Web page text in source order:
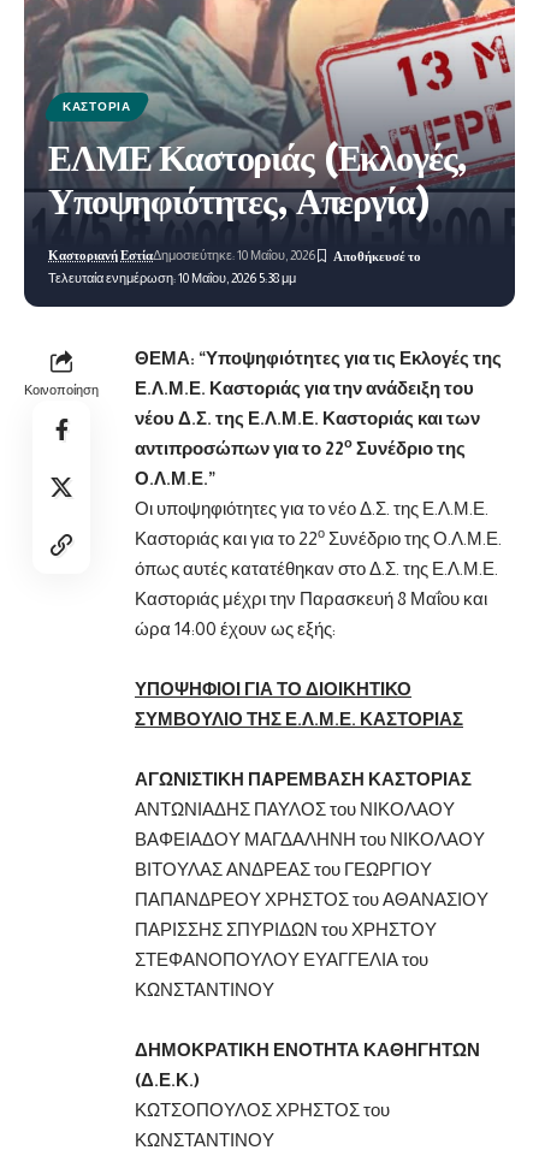
ΚΑΣΤΟΡΙΆ
ΕΛΜΕ Καστοριάς (Εκλογές,
Υποψηφιότητες, Απεργία)
Τελευταία ενημέρωση: 10 Μαΐου, 2026 5:38 μμ
Καστοριανή ΕστίαΔημοσιεύτηκε: 10 Μαΐου, 2026
Κοινοποίηση
ΘΕΜΑ: “Υποψηφιότητες για τις Εκλογές της
Ε.Λ.Μ.Ε. Καστοριάς για την ανάδειξη του
νέου Δ.Σ. της Ε.Λ.Μ.Ε. Καστοριάς και των
αντιπροσώπων για το 22ο Συνέδριο της
Ο.Λ.Μ.Ε.”
Οι υποψηφιότητες για το νέο Δ.Σ. της Ε.Λ.Μ.Ε.
Καστοριάς και για το 22ο Συνέδριο της Ο.Λ.Μ.Ε.
όπως αυτές κατατέθηκαν στο Δ.Σ. της Ε.Λ.Μ.Ε.
Καστοριάς μέχρι την Παρασκευή 8 Μαΐου και
ώρα 14:00 έχουν ως εξής:
ΥΠΟΨΗΦΙΟΙ ΓΙΑ ΤΟ ΔΙΟΙΚΗΤΙΚΟ
ΣΥΜΒΟΥΛΙΟ ΤΗΣ Ε.Λ.Μ.Ε. ΚΑΣΤΟΡΙΑΣ
ΑΓΩΝΙΣΤΙΚΗ ΠAΡΕΜΒΑΣΗ ΚΑΣΤΟΡΙΑΣ
ΑΝΤΩΝΙΑΔΗΣ ΠΑΥΛΟΣ του ΝΙΚΟΛΑΟΥ
ΒΑΦΕΙΑΔΟΥ ΜΑΓΔΑΛΗΝΗ του ΝΙΚΟΛΑΟΥ
ΒΙΤΟΥΛΑΣ ΑΝΔΡΕΑΣ του ΓΕΩΡΓΙΟΥ
ΠΑΠΑΝΔΡΕΟΥ ΧΡΗΣΤΟΣ του ΑΘΑΝΑΣΙΟΥ
ΠΑΡΙΣΣΗΣ ΣΠΥΡΙΔΩΝ του ΧΡΗΣΤΟΥ
ΣΤΕΦΑΝΟΠΟΥΛΟΥ ΕΥΑΓΓΕΛΙΑ του
ΚΩΝΣΤΑΝΤΙΝΟΥ
ΔΗΜΟΚΡΑΤΙΚΗ ΕΝΟΤΗΤΑ ΚΑΘΗΓΗΤΩΝ
(Δ.Ε.Κ.)
ΚΩΤΣΟΠΟΥΛΟΣ ΧΡΗΣΤΟΣ του
ΚΩΝΣΤΑΝΤΙΝΟΥ